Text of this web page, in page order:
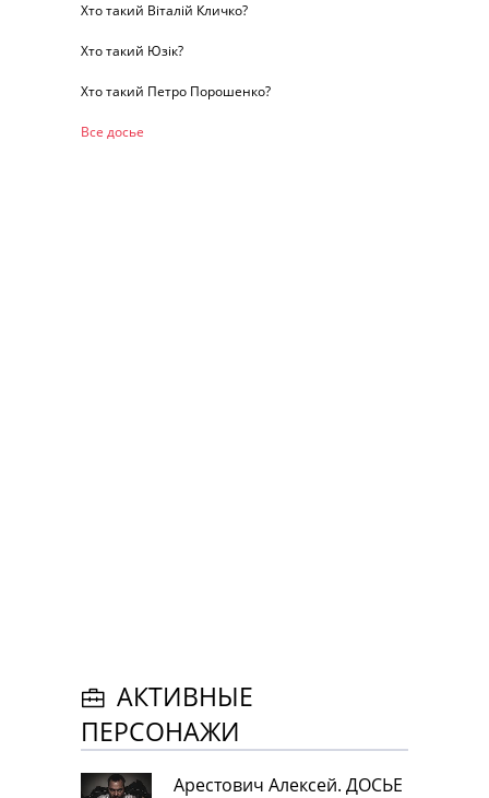
Хто такий Віталій Кличко?
Хто такий Юзік?
Хто такий Петро Порошенко?
Все досье
АКТИВНЫЕ
ПЕРСОНАЖИ
Арестович Алексей. ДОСЬЕ